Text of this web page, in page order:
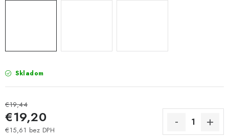
Skladom
€19,44
€19,20
€15,61 bez DPH